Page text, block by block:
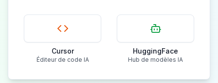
Cursor
Éditeur de code IA
HuggingFace
Hub de modèles IA